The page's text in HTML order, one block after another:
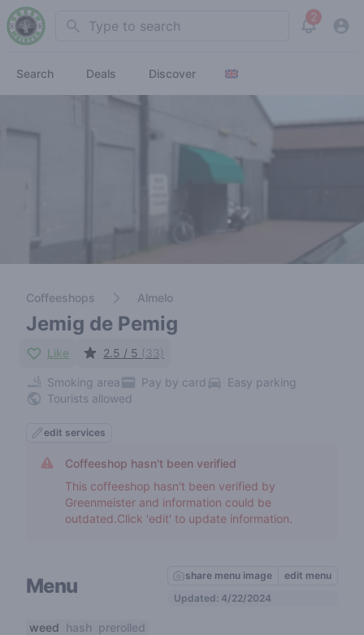
Search 2
View
Search Deals Discover
Coffeeshops Almelo
Jemig de Pemig
Like 2.5 / 5 (33)
Smoking area Pay by card
Easy parking
Tourists allowed
edit services
Coffeeshop hasn't been verified
This coffeeshop hasn't been verified by
Greenmeister and information could be
outdated.Click 'edit' to update information.
Menu share menu image
edit menu
Updated: 4/22/2024
weed hash prerolled